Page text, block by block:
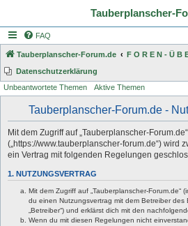
Tauberplanscher-
FAQ
Tauberplanscher-Forum.de
F O R E N - Ü B
Datenschutzerklärung
Unbeantwortete Themen Aktive Themen
Tauberplanscher-Forum.de -
Mit dem Zugriff auf „Tauberplanscher-Forum.de“
(„https://www.tauberplanscher-forum.de“) wird
ein Vertrag mit folgenden Regelungen
1. NUTZUNGSVERTRAG
Mit dem Zugriff auf „Tauberplanscher-Forum.de“
du einen Nutzungsvertrag mit dem Betreiber des
„Betreiber“) und erklärst dich mit den
Wenn du mit diesen Regelungen nicht